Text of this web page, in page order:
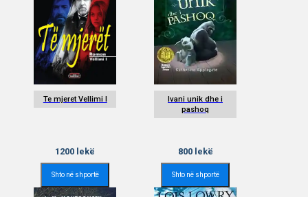
Te mjeret Vellimi I
1200 lekë
Shto në shportë
Ivani unik dhe i
pashoq
800lekë
Shto në shportë